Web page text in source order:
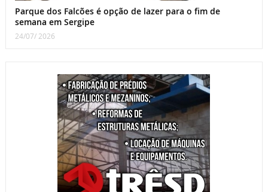
Parque dos Falcões é opção de lazer para o fim de
semana em Sergipe
24/07/ 2026